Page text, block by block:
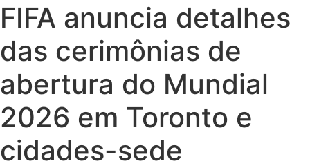
FIFA anuncia detalhes
das cerimônias de
abertura do Mundial
2026 em Toronto e
cidades-sede